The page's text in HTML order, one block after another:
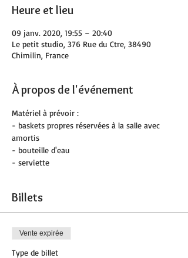
Heure et lieu
09 janv. 2020, 19:55 – 20:40
Le petit studio, 376 Rue du Ctre, 38490
Chimilin, France
À propos de l'événement
Matériel à prévoir :
- baskets propres réservées à la salle avec
amortis
- bouteille d'eau
- serviette
Billets
Vente expirée
Type de billet